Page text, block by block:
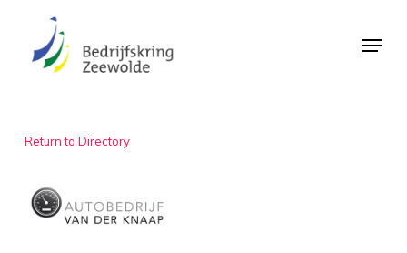
Menu
Return to Directory